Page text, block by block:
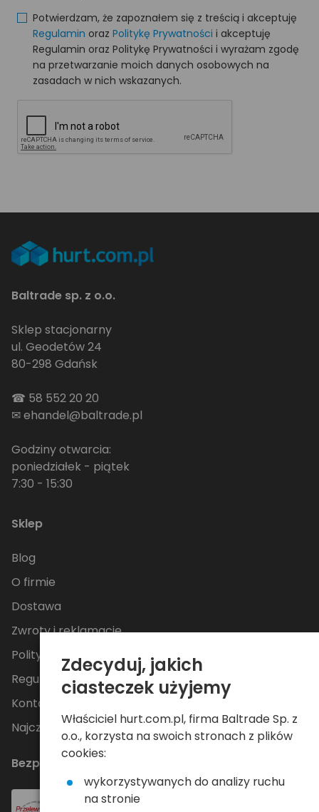
Potwierdzam, że zapoznałem się z treścią i akceptuję
Regulamin oraz Politykę Prywatności i akceptuję
Regulamin oraz Politykę Prywatności i wyrażam zgodę
na przetwarzanie moich danych osobowych na
zasadach w nich wskazanych.
Baltrade sp. z o.o.
Sklep stacjonarny
ul. Geodetów 24
80-298 Gdańsk
☎ 58 552 20 20
✉ehandel@baltrade.pl
Godziny otwarcia:
poniedziałek - piątek
7:30 - 15:30
Sklep
Blog
O firmie
Dostawa
Zwroty i reklamacje
Polityka Prywatności
Regulamin
Kontakt
Najczęściej zadawane pytania
Bezpieczne płatności
Zdecyduj, jakich
ciasteczek użyjemy
Właściciel hurt.com.pl, firma Baltrade Sp. z
o.o., korzysta na swoich stronach z plików
cookies:
wykorzystywanych do analizy ruchu
na stronie